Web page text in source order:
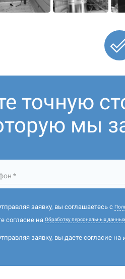
точную
мы
*
заявку, вы соглашаетесь с
согласие на Обработку персональных данных
заявку, вы даете согласие на